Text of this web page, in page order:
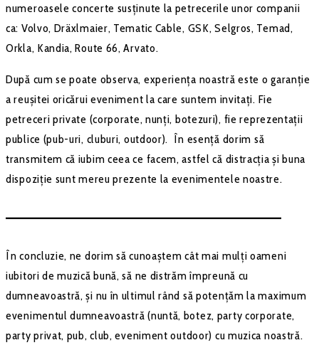
numeroasele concerte susținute la petrecerile unor companii
ca: Volvo, Dräxlmaier, Tematic Cable, GSK, Selgros, Temad,
Orkla, Kandia, Route 66, Arvato.
După cum se poate observa, experiența noastră este o garanție
a reușitei oricărui eveniment la care suntem invitați. Fie
petreceri private (corporate, nunți, botezuri), fie reprezentații
publice (pub-uri, cluburi, outdoor). În esență dorim să
transmitem că iubim ceea ce facem, astfel că distracția și buna
dispoziție sunt mereu prezente la evenimentele noastre.
–––––––––––––––––––––––––––––––––––––––––––
În concluzie, ne dorim să cunoaștem cât mai mulți oameni
iubitori de muzică bună, să ne distrăm împreună cu
dumneavoastră, și nu în ultimul rând să potențăm la maximum
evenimentul dumneavoastră (nuntă, botez, party corporate,
party privat, pub, club, eveniment outdoor) cu muzica noastră.